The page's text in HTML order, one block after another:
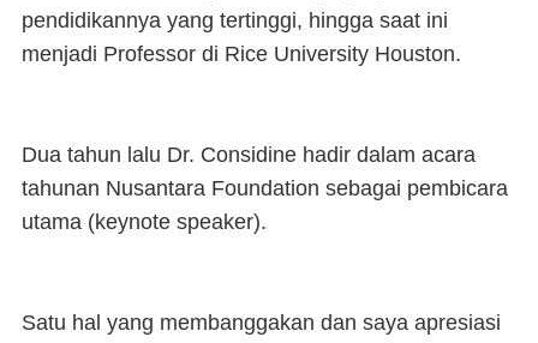
pendidikannya yang tertinggi, hingga saat ini
menjadi Professor di Rice University Houston.
Dua tahun lalu Dr. Considine hadir dalam acara
tahunan Nusantara Foundation sebagai pembicara
utama (keynote speaker).
Satu hal yang membanggakan dan saya apresiasi